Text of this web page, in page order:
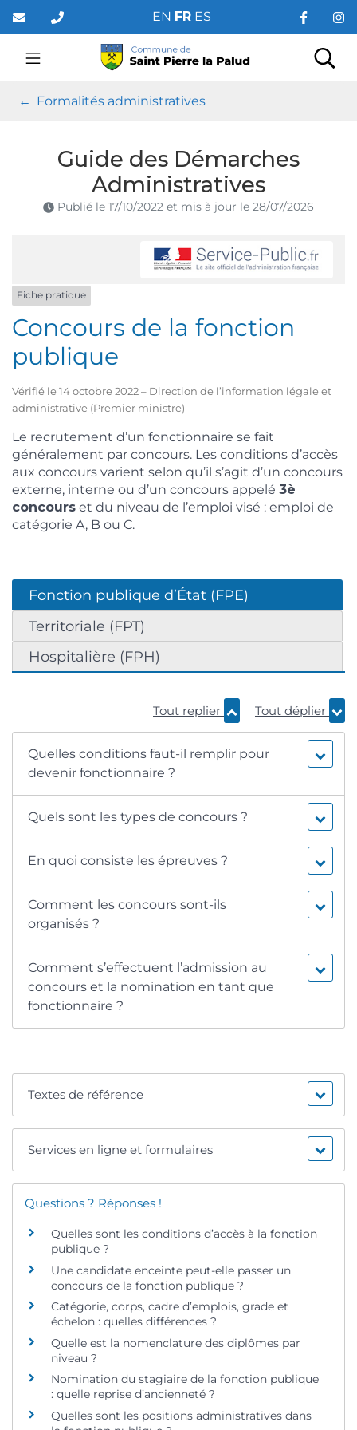
Aller
au
contenu
EN FR ES
Saint Pierre la Palud
Formalités administratives
Guide des Démarches
Administratives
Publié le 17/10/2022 et mis à jour le 28/07/2026
Fiche pratique
Concours de la fonction
publique
Vérifié le 14 octobre 2022 – Direction de l’information légale et
administrative (Premier ministre)
Le recrutement d’un fonctionnaire se fait
généralement par concours. Les conditions d’accès
aux concours varient selon qu’il s’agit d’un concours
externe, interne ou d’un concours appelé 3è
concours et du niveau de l’emploi visé : emploi de
catégorie A, B ou C.
Fonction publique d’État (FPE)
Territoriale (FPT)
Hospitalière (FPH)
Tout replier Tout déplier
Quelles conditions faut-il remplir pour
devenir fonctionnaire ?
Quels sont les types de concours ?
En quoi consiste les épreuves ?
Comment les concours sont-ils
organisés ?
Comment s’effectuent l’admission au
concours et la nomination en tant que
fonctionnaire ?
Textes de référence
Services en ligne et formulaires
Questions ? Réponses !
Quelles sont les conditions d’accès à la fonction
publique ?
Une candidate enceinte peut-elle passer un
concours de la fonction publique ?
Catégorie, corps, cadre d’emplois, grade et
échelon : quelles différences ?
Quelle est la nomenclature des diplômes par
niveau ?
Nomination du stagiaire de la fonction publique
: quelle reprise d’ancienneté ?
Quelles sont les positions administratives dans